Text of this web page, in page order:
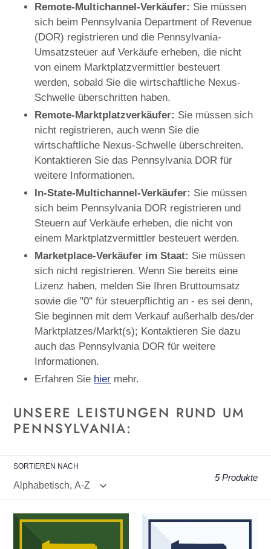
Remote-Multichannel-Verkäufer: Sie müssen
sich beim Pennsylvania Department of Revenue
(DOR) registrieren und die Pennsylvania-
Umsatzsteuer auf Verkäufe erheben, die nicht
von einem Marktplatzvermittler besteuert
werden, sobald Sie die wirtschaftliche Nexus-
Schwelle überschritten haben.
Remote-Marktplatzverkäufer: Sie müssen sich
nicht registrieren, auch wenn Sie die
wirtschaftliche Nexus-Schwelle überschreiten.
Kontaktieren Sie das Pennsylvania DOR für
weitere Informationen.
In-State-Multichannel-Verkäufer: Sie müssen
sich beim Pennsylvania DOR registrieren und
Steuern auf Verkäufe erheben, die nicht von
einem Marktplatzvermittler besteuert werden.
Marketplace-Verkäufer im Staat: Sie müssen
sich nicht registrieren. Wenn Sie bereits eine
Lizenz haben, melden Sie Ihren Bruttoumsatz
sowie die "0" für steuerpflichtig an - es sei denn,
Sie beginnen mit dem Verkauf außerhalb des/der
Marktplatzes/Markt(s); Kontaktieren Sie dazu
auch das Pennsylvania DOR für weitere
Informationen.
Erfahren Sie hier mehr.
UNSERE LEISTUNGEN RUND UM
PENNSYLVANIA:
SORTIEREN NACH
5 Produkte
Niederlassung
Pennsylvania: